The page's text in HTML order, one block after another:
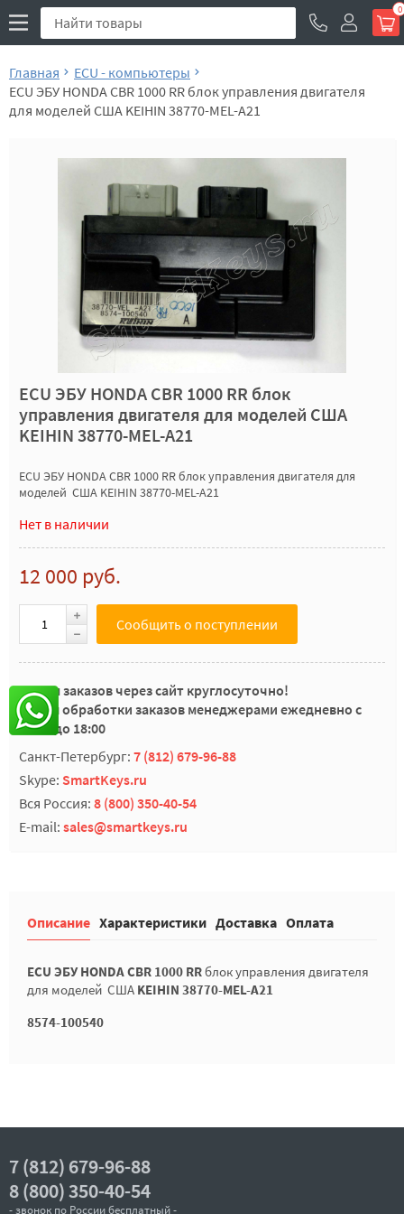
0
Главная
ECU - компьютеры
ECU ЭБУ HONDA CBR 1000 RR блок управления двигателя
для моделей США KEIHIN 38770-MEL-A21
ECU ЭБУ HONDA CBR 1000 RR блок
управления двигателя для моделей США
KEIHIN 38770-MEL-A21
ECU ЭБУ HONDA CBR 1000 RR блок управления двигателя для
моделей США KEIHIN 38770-MEL-A21
Нет в наличии
12 000 руб.
Сообщить о поступлении
Прием заказов через сайт круглосуточно!
Время обработки заказов менеджерами ежедневно с
10:00 до 18:00
Санкт-Петербург: 7 (812) 679-96-88
Skype: SmartKeys.ru
Вся Россия: 8 (800) 350-40-54
E-mail: sales@smartkeys.ru
Описание Характеристики Доставка Оплата
ECU ЭБУ HONDA CBR 1000 RRблок управления двигателя
для моделей США KEIHIN 38770-MEL-A21
8574-100540
7 (812) 679-96-88
8 (800) 350-40-54
- звонок по России бесплатный -